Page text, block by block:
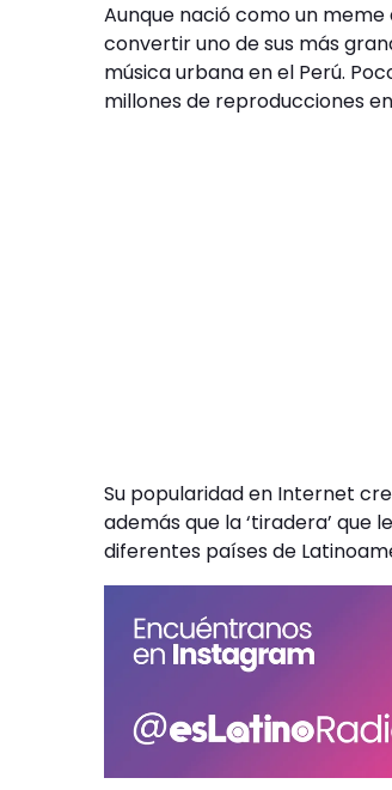
Aunque nació como un meme
convertir uno de sus más
música urbana en el Perú.
millones de reproducciones
Su popularidad en Internet
además que la ‘tiradera’ que
diferentes países de